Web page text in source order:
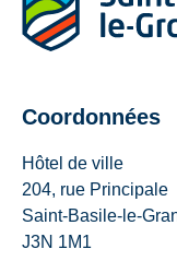
Coordonnées
Hôtel de ville
204, rue Principale
Saint-Basile-le-
J3N 1M1